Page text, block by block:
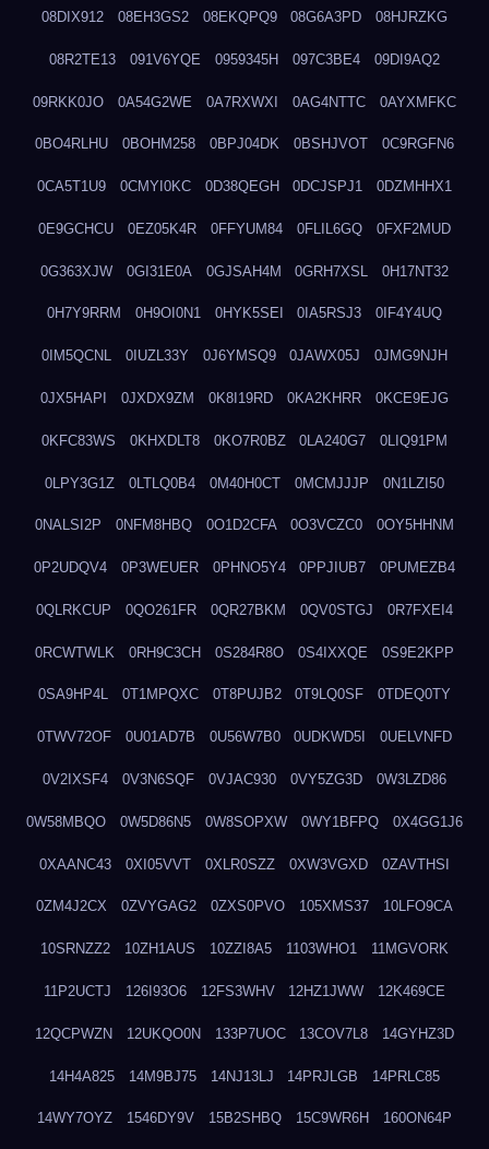
08DIX912 08EH3GS2 08EKQPQ9 08G6A3PD 08HJRZKG
08R2TE13 091V6YQE 0959345H 097C3BE4 09DI9AQ2
09RKK0JO 0A54G2WE 0A7RXWXI 0AG4NTTC 0AYXMFKC
0BO4RLHU 0BOHM258 0BPJ04DK 0BSHJVOT 0C9RGFN6
0CA5T1U9 0CMYI0KC 0D38QEGH 0DCJSPJ1 0DZMHHX1
0E9GCHCU 0EZ05K4R 0FFYUM84 0FLIL6GQ 0FXF2MUD
0G363XJW 0GI31E0A 0GJSAH4M 0GRH7XSL 0H17NT32
0H7Y9RRM 0H9OI0N1 0HYK5SEI 0IA5RSJ3 0IF4Y4UQ
0IM5QCNL 0IUZL33Y 0J6YMSQ9 0JAWX05J 0JMG9NJH
0JX5HAPI 0JXDX9ZM 0K8I19RD 0KA2KHRR 0KCE9EJG
0KFC83WS 0KHXDLT8 0KO7R0BZ 0LA240G7 0LIQ91PM
0LPY3G1Z 0LTLQ0B4 0M40H0CT 0MCMJJJP 0N1LZI50
0NALSI2P 0NFM8HBQ 0O1D2CFA 0O3VCZC0 0OY5HHNM
0P2UDQV4 0P3WEUER 0PHNO5Y4 0PPJIUB7 0PUMEZB4
0QLRKCUP 0QO261FR 0QR27BKM 0QV0STGJ 0R7FXEI4
0RCWTWLK 0RH9C3CH 0S284R8O 0S4IXXQE 0S9E2KPP
0SA9HP4L 0T1MPQXC 0T8PUJB2 0T9LQ0SF 0TDEQ0TY
0TWV72OF 0U01AD7B 0U56W7B0 0UDKWD5I 0UELVNFD
0V2IXSF4 0V3N6SQF 0VJAC930 0VY5ZG3D 0W3LZD86
0W58MBQO 0W5D86N5 0W8SOPXW 0WY1BFPQ 0X4GG1J6
0XAANC43 0XI05VVT 0XLR0SZZ 0XW3VGXD 0ZAVTHSI
0ZM4J2CX 0ZVYGAG2 0ZXS0PVO 105XMS37 10LFO9CA
10SRNZZ2 10ZH1AUS 10ZZI8A5 1103WHO1 11MGVORK
11P2UCTJ 126I93O6 12FS3WHV 12HZ1JWW 12K469CE
12QCPWZN 12UKQO0N 133P7UOC 13COV7L8 14GYHZ3D
14H4A825 14M9BJ75 14NJ13LJ 14PRJLGB 14PRLC85
14WY7OYZ 1546DY9V 15B2SHBQ 15C9WR6H 160ON64P